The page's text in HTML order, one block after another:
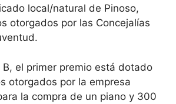
local/natural de Pinoso,
otorgados por las Concejalías
B, el primer premio está dotado
otorgados por la empresa
la compra de un piano y 300